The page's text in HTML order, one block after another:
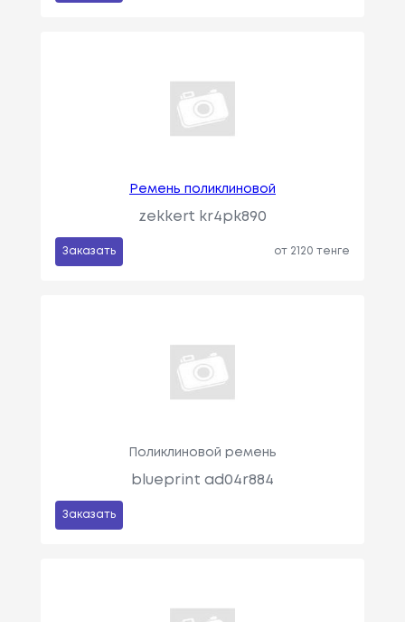
Ремень поликлиновой
zekkert kr4pk890
Заказать от 2120 тенге
Поликлиновой ремень
blueprint ad04r884
Заказать